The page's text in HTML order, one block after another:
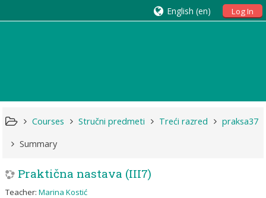
Log In
English ‎(en)‎
Courses Stručni predmeti Treći razred
praksa37
Summary
Praktična nastava (III7)
Teacher:Marina Kostić